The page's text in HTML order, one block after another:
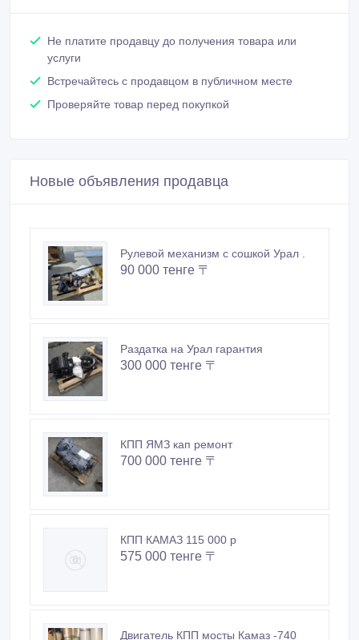
Не платите продавцу до получения товара или
услуги
Встречайтесь с продавцом в публичном месте
Проверяйте товар перед покупкой
Новые объявления продавца
Рулевой механизм с сошкой Урал .
90 000 тенге 〒
Раздатка на Урал гарантия
300 000 тенге 〒
КПП ЯМЗ кап ремонт
700 000 тенге 〒
КПП КАМАЗ 115 000 р
575 000 тенге 〒
Двигатель КПП мосты Камаз -740